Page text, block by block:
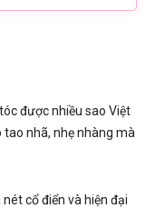
được nhiều sao Việt
tao nhã, nhẹ nhàng mà
cổ điển và hiện đại